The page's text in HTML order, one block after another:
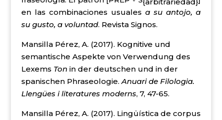
{arbitrariedad}
en las combinaciones usualesa su antojo, a
su gusto, a voluntad. Revista Signos.
Mansilla Pérez, A. (2017). Kognitive und
semantische Aspekte von Verwendung des
Lexems Ton in der deutschen und in der
spanischen Phraseologie.Anuari de Filologia.
Llengües i literatures moderns, 7, 47-65.
Mansilla Pérez, A. (2017). Lingüística de corpus